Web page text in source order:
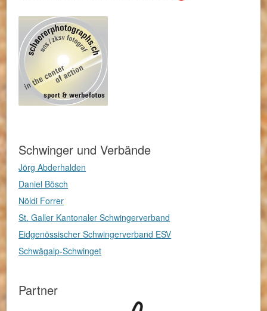
Schwinger und Verbände
Jörg Abderhalden
Daniel Bösch
Nöldi Forrer
St. Galler Kantonaler Schwingerverband
Eidgenössischer Schwingerverband ESV
Schwägalp-Schwinget
Partner